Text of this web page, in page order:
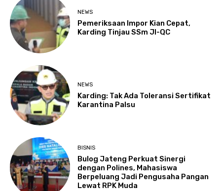
NEWS
Pemeriksaan Impor Kian Cepat,
Karding Tinjau SSm JI-QC
NEWS
Karding: Tak Ada Toleransi Sertifikat
Karantina Palsu
BISNIS
Bulog Jateng Perkuat Sinergi
dengan Polines, Mahasiswa
Berpeluang Jadi Pengusaha Pangan
Lewat RPK Muda